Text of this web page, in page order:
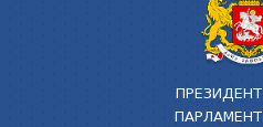
ПАРЛАМЕНТ